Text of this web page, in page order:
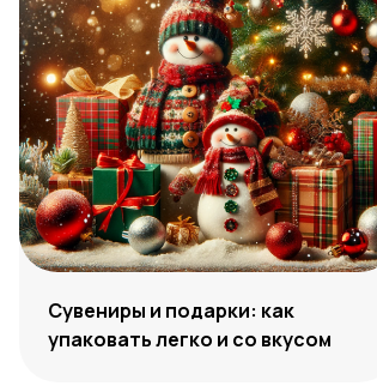
Сувениры и подарки: как
упаковать легко и со вкусом